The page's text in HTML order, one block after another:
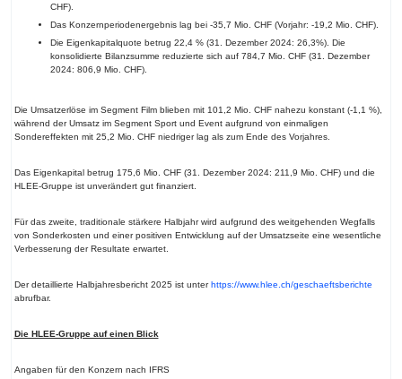
CHF).
Das Konzernperiodenergebnis lag bei -35,7 Mio. CHF (Vorjahr: -19,2 Mio. CHF).
Die Eigenkapitalquote betrug 22,4 % (31. Dezember 2024: 26,3%). Die
konsolidierte Bilanzsumme reduzierte sich auf 784,7 Mio. CHF (31. Dezember
2024: 806,9 Mio. CHF).
Die Umsatzerlöse im Segment Film blieben mit 101,2 Mio. CHF nahezu konstant (-1,1 %),
während der Umsatz im Segment Sport und Event aufgrund von einmaligen
Sondereffekten mit 25,2 Mio. CHF niedriger lag als zum Ende des Vorjahres.
Das Eigenkapital betrug 175,6 Mio. CHF (31. Dezember 2024: 211,9 Mio. CHF) und die
HLEE-Gruppe ist unverändert gut finanziert.
Für das zweite, traditionale stärkere Halbjahr wird aufgrund des weitgehenden Wegfalls
von Sonderkosten und einer positiven Entwicklung auf der Umsatzseite eine wesentliche
Verbesserung der Resultate erwartet.
Der detaillierte Halbjahresbericht 2025 ist unterhttps://www.hlee.ch/geschaeftsberichte
abrufbar.
Die HLEE-Gruppe auf einen Blick
Angaben für den Konzern nach IFRS